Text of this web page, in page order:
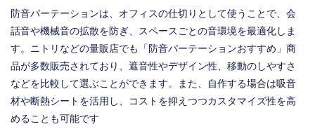
防音パーテーションは、オフィスの仕切りとして使うことで、会
話音や機械音の拡散を防ぎ、スペースごとの音環境を最適化しま
す。ニトリなどの量販店でも「防音パーテーションおすすめ」商
品が多数販売されており、遮音性やデザイン性、移動のしやすさ
などを比較して選ぶことができます。また、自作する場合は吸音
材や断熱シートを活用し、コストを抑えつつカスタマイズ性を高
めることも可能です